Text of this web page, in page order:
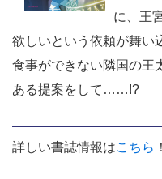
に、王
欲しいという依頼が舞い
食事ができない隣国の王
ある提案をして……!?
詳しい書誌情報はこちら ！